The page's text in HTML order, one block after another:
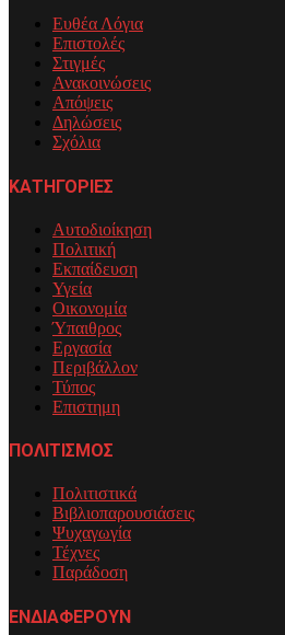
Ευθέα Λόγια
Επιστολές
Στιγμές
Ανακοινώσεις
Απόψεις
Δηλώσεις
Σχόλια
ΚΑΤΗΓΟΡΙΕΣ
Αυτοδιοίκηση
Πολιτική
Εκπαίδευση
Υγεία
Οικονομία
Ύπαιθρος
Εργασία
Περιβάλλον
Τύπος
Επιστημη
ΠΟΛΙΤΙΣΜΟΣ
Πολιτιστικά
Βιβλιοπαρουσιάσεις
Ψυχαγωγία
Τέχνες
Παράδοση
ΕΝΔΙΑΦΕΡΟΥΝ